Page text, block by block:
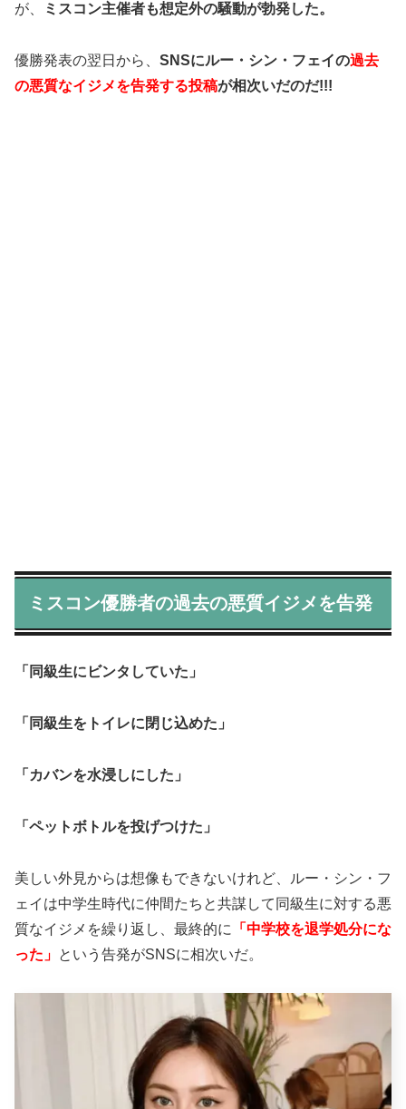
が、
ミスコン主催者も想定外の騒動が勃発した。
優勝発表の翌日から、 SNSにルー・シン・フェイの過去
の悪質なイジメを告発する投稿が相次いだのだ!!!
ミスコン優勝者の過去の悪質イジメを告発
「同級生にビンタしていた」
「同級生をトイレに閉じ込めた」
「カバンを水浸しにした」
「ペットボトルを投げつけた」
美しい外見からは想像もできないけれど、ルー・シン・フ
ェイは中学生時代に仲間たちと共謀して同級生に対する悪
質なイジメを繰り返し、最終的に
「中学校を退学処分にな
った」 という告発がSNSに相次いだ。